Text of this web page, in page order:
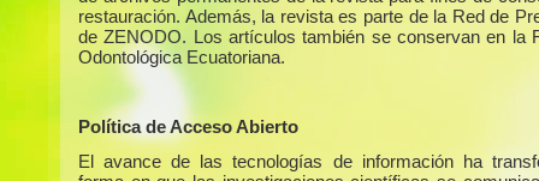
restauración. Además, la revista es parte de la Red de
de ZENODO. Los artículos también se conservan en la
Odontológica Ecuatoriana.
Política de Acceso Abierto
El avance de las tecnologías de información ha